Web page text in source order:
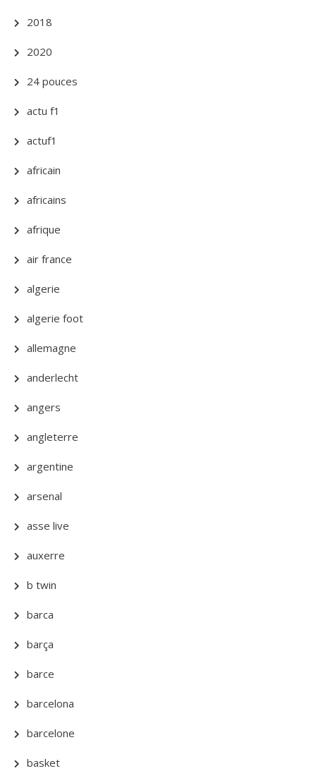
2018
2020
24 pouces
actu f1
actuf1
africain
africains
afrique
air france
algerie
algerie foot
allemagne
anderlecht
angers
angleterre
argentine
arsenal
asse live
auxerre
b twin
barca
barça
barce
barcelona
barcelone
basket